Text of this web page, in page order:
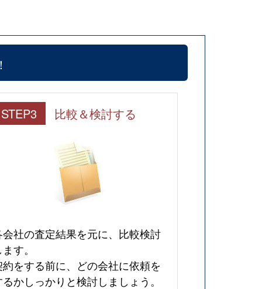
STEP3 比較＆検討する
会社の査定結果を元に、比較検討
す。
約をする前に、どの会社に依頼を
かしっかりと検討しましょう。